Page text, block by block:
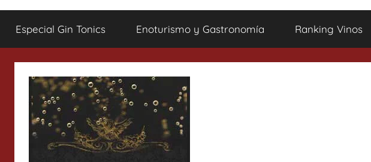
Especial Gin Tonics Enoturismo y Gastronomía Ranking Vinos